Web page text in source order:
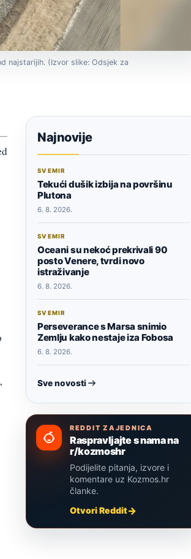
najstarijih. (Izvor slike: Odsjek za
Najnovije
SVEMIR
Tekući dušik izbija na površinu
Plutona
6. 8. 2026.
SVEMIR
Oceani su nekoć prekrivali 90
posto Venere, tvrdi novo
istraživanje
6. 8. 2026.
SVEMIR
Perseverance s Marsa snimio
Zemlju kako nestaje iza Fobosa
6. 8. 2026.
Sve novosti
REDDIT ZAJEDNICA
Raspravljajte s nama na
r/kozmoshr
Podijelite pitanja, izvore i
komentare uz Kozmos.hr
članke.
Otvori Reddit